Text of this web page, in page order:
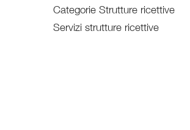
Categorie Strutture ricettive
Servizi strutture ricettive